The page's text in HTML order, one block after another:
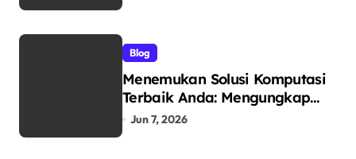
Blog
Menemukan Solusi Komputasi
Terbaik Anda: Mengungkap
Keunggulan Laptop GO
Jun 7, 2026